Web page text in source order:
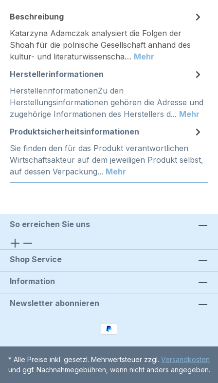
Beschreibung
Katarzyna Adamczak analysiert die Folgen der
Shoah für die polnische Gesellschaft anhand des
kultur- und literaturwissenscha… Mehr
Herstellerinformationen
HerstellerinformationenZu den
Herstellungsinformationen gehören die Adresse und
zugehörige Informationen des Herstellers d... Mehr
Produktsicherheitsinformationen
Sie finden den für das Produkt verantwortlichen
Wirtschaftsakteur auf dem jeweiligen Produkt selbst,
auf dessen Verpackung... Mehr
So erreichen Sie uns
Shop Service
Information
Newsletter abonnieren
* Alle Preise inkl. gesetzl. Mehrwertsteuer zzgl. Versandkosten
und ggf. Nachnahmegebühren, wenn nicht anders angegeben.